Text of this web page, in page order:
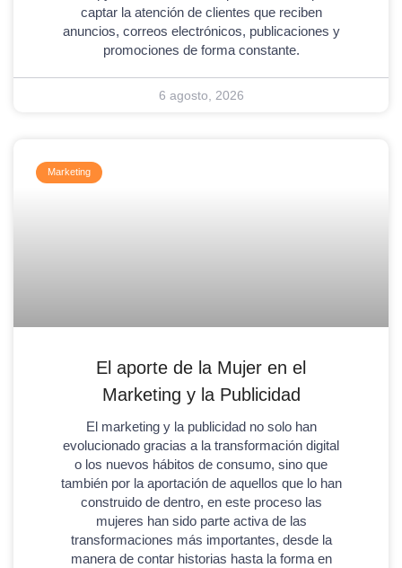
captar la atención de clientes que reciben
anuncios, correos electrónicos, publicaciones y
promociones de forma constante.
6 agosto, 2026
Marketing
El aporte de la Mujer en el
Marketing y la Publicidad
El marketing y la publicidad no solo han
evolucionado gracias a la transformación digital
o los nuevos hábitos de consumo, sino que
también por la aportación de aquellos que lo han
construido de dentro, en este proceso las
mujeres han sido parte activa de las
transformaciones más importantes, desde la
manera de contar historias hasta la forma en